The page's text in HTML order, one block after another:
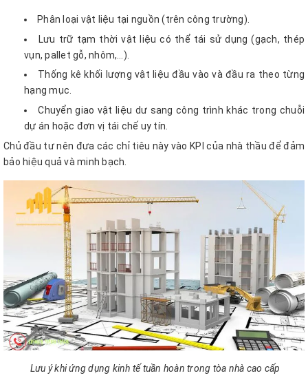
Phân loại vật liệu tại nguồn (trên công trường).
Lưu trữ tạm thời vật liệu có thể tái sử dụng (gạch, thép
vụn, pallet gỗ, nhôm,…).
Thống kê khối lượng vật liệu đầu vào và đầu ra theo từng
hạng mục.
Chuyển giao vật liệu dư sang công trình khác trong chuỗi
dự án hoặc đơn vị tái chế uy tín.
Chủ đầu tư nên đưa các chỉ tiêu này vào KPI của nhà thầu để đảm
bảo hiệu quả và minh bạch.
Lưu ý khi ứng dụng kinh tế tuần hoàn trong tòa nhà cao cấp